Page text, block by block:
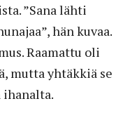
”Sana lähti
hän kuvaa.
Raamattu oli
mutta yhtäkkiä se